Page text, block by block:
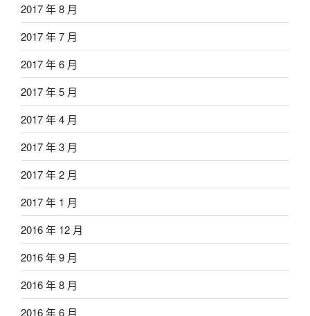
2017 年 8 月
2017 年 7 月
2017 年 6 月
2017 年 5 月
2017 年 4 月
2017 年 3 月
2017 年 2 月
2017 年 1 月
2016 年 12 月
2016 年 9 月
2016 年 8 月
2016 年 6 月